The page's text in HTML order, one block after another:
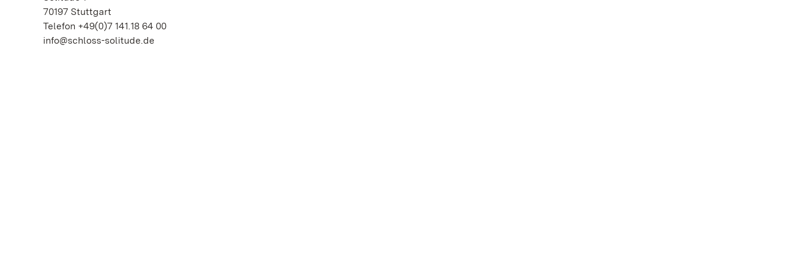
70197 Stuttgart
Telefon +49(0)7 141.18 64 00
info@schloss-solitude.de